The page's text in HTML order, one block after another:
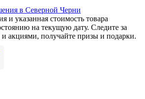
и указанная стоимость товара
на текущую дату. Следите за
акциями, получайте призы и подарки.